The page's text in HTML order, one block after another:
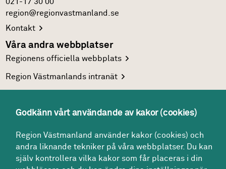
021-17 30 00
region@regionvastmanland.se
Kontakt
Våra andra webbplatser
Regionens officiellawebbplats
Region Västmanlandsintranät
Facebook
Twitter
Youtube
Godkänn vårt användande av kakor (cookies)
Region Västmanland använder kakor (cookies) och
andra liknande tekniker på våra webbplatser. Du kan
själv kontrollera vilka kakor som får placeras i din